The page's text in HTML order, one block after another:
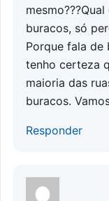
buracos, só
Porque fala de
tenho certeza
maioria das
buracos.
Responder